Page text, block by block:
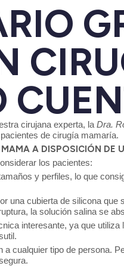
cirujana experta, la Dra.
de cirugía mamaría.
A DISPOSICIÓN DE
los pacientes:
y perfiles, lo que
cubierta de silicona que
la solución salina se
interesante, ya que utiliza
cualquier tipo de persona.